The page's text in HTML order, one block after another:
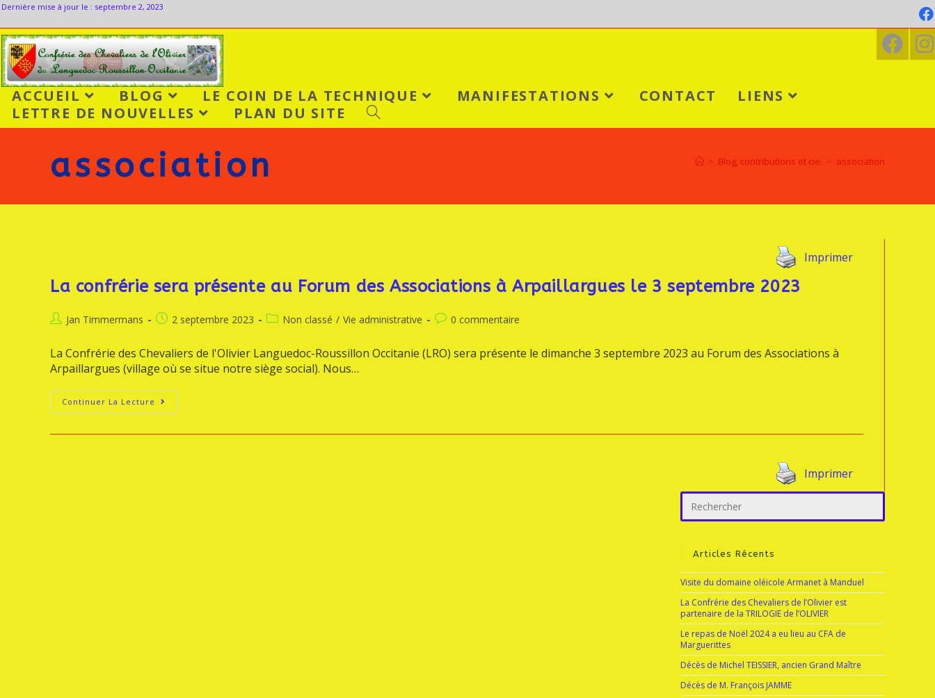
Dernière mise à jour le : septembre 2, 2023
ACCUEIL BLOG LE COIN DE LA TECHNIQUE MANIFESTATIONS CONTACT
LIENS
LETTRE DE NOUVELLES
PLAN DU SITE
association > Blog, contributions et cie. > association
Imprimer
La confrérie sera présente au Forum des Associations à Arpaillargues le 3 septembre 2023
Jan Timmermans 2 septembre 2023 Non classé / Vie administrative 0 commentaire
La Confrérie des Chevaliers de l'Olivier Languedoc-Roussillon Occitanie (LRO) sera présente le dimanche 3 septembre 2023 au Forum des Associations à
Arpaillargues (village où se situe notre siège social). Nous…
Continuer La Lecture
Imprimer
Articles Récents
Visite du domaine oléicole Armanet à Manduel
La Confrérie des Chevaliers de l’Olivier est
partenaire de la TRILOGIE de l’OLIVIER
Le repas de Noël 2024 a eu lieu au CFA de
Marguerittes
Décès de Michel TEISSIER, ancien Grand Maître
Décès de M. François JAMME